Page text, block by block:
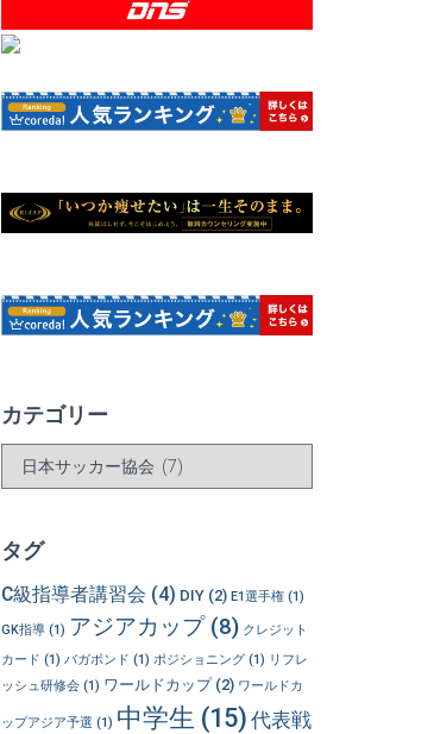
カテゴリー
ー
タグ
C級指導者講習会 (4) DIY(2) E1選手権(1)
GK指導(1) アジアカップ(8) クレジット
カード (1) バガボンド (1) ポジショニング(1) リフレ
ッシュ研修会(1) ワールドカップ(2) ワールドカ
ップアジア予選 (1) 中学生 (15) 代表戦